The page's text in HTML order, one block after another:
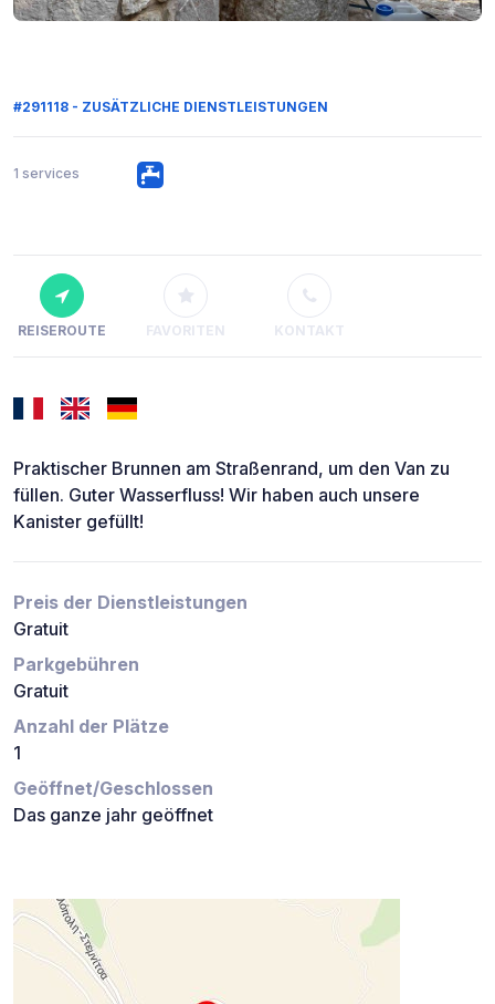
#291118 - ZUSÄTZLICHE DIENSTLEISTUNGEN
1 services
REISEROUTE FAVORITEN KONTAKT
Praktischer Brunnen am Straßenrand, um den Van zu
füllen. Guter Wasserfluss! Wir haben auch unsere
Kanister gefüllt!
Preis der Dienstleistungen
Gratuit
Parkgebühren
Gratuit
Anzahl der Plätze
1
Geöffnet/Geschlossen
Das ganze jahr geöffnet